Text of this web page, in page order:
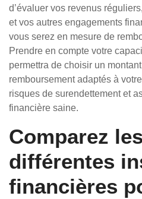
d’évaluer vos revenus
et vos autres engagements
vous serez en mesure de
Prendre en compte votre
permettra de choisir un
remboursement adaptés à
risques de surendettement et
financière saine.
Comparez
différentes
financières